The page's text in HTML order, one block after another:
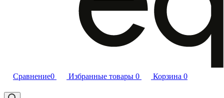
Сравнение0 Избранные товары 0 Корзина 0